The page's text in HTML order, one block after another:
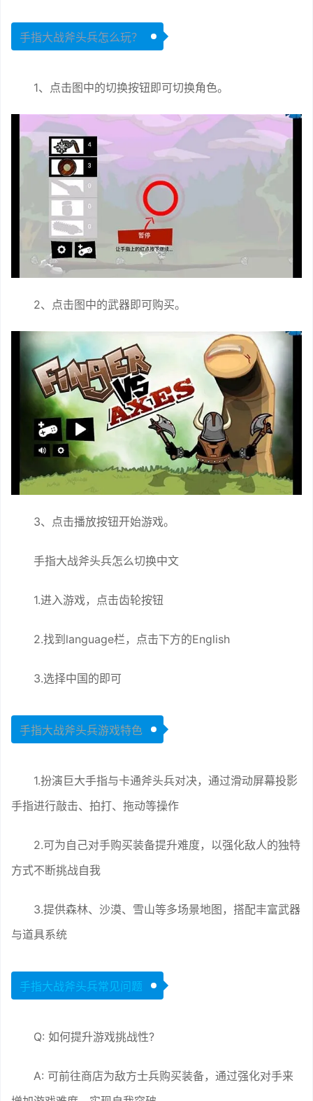
手指大战斧头兵怎么玩？
1、点击图中的切换按钮即可切换角色。
2、点击图中的武器即可购买。
3、点击播放按钮开始游戏。
手指大战斧头兵怎么切换中文
1.进入游戏，点击齿轮按钮
2.找到language栏，点击下方的English
3.选择中国的即可
手指大战斧头兵游戏特色
1.扮演巨大手指与卡通斧头兵对决，通过滑动屏幕投影
手指进行敲击、拍打、拖动等操作
2.可为自己对手购买装备提升难度，以强化敌人的独特
方式不断挑战自我
3.提供森林、沙漠、雪山等多场景地图，搭配丰富武器
与道具系统
手指大战斧头兵常见问题
Q: 如何提升游戏挑战性?
A: 可前往商店为敌方士兵购买装备，通过强化对手来